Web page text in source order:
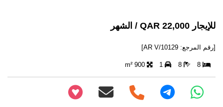
للإيجار 22,000 QAR / الشهر
[رقم المرجع: AR V/10129]
8
8
1
900 m²